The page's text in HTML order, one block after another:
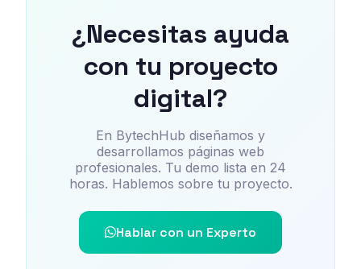
¿Necesitas ayuda
con tu proyecto
digital?
En BytechHub diseñamos y
desarrollamos páginas web
profesionales. Tu demo lista en 24
horas. Hablemos sobre tu proyecto.
Hablar con un Experto